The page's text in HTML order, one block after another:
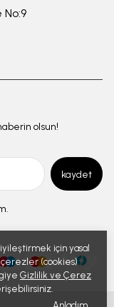
için yasal
(cookies)
Gizlilik ve Çerez
No:9
olsun!
kaydet